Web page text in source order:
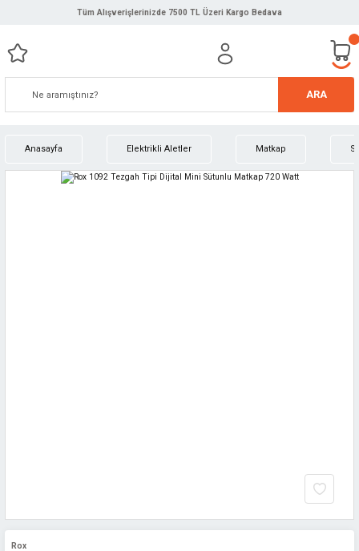
Tüm Alışverişlerinizde 7500 TL Üzeri Kargo Bedava
ARA
Anasayfa Elektrikli Aletler Matkap
Rox